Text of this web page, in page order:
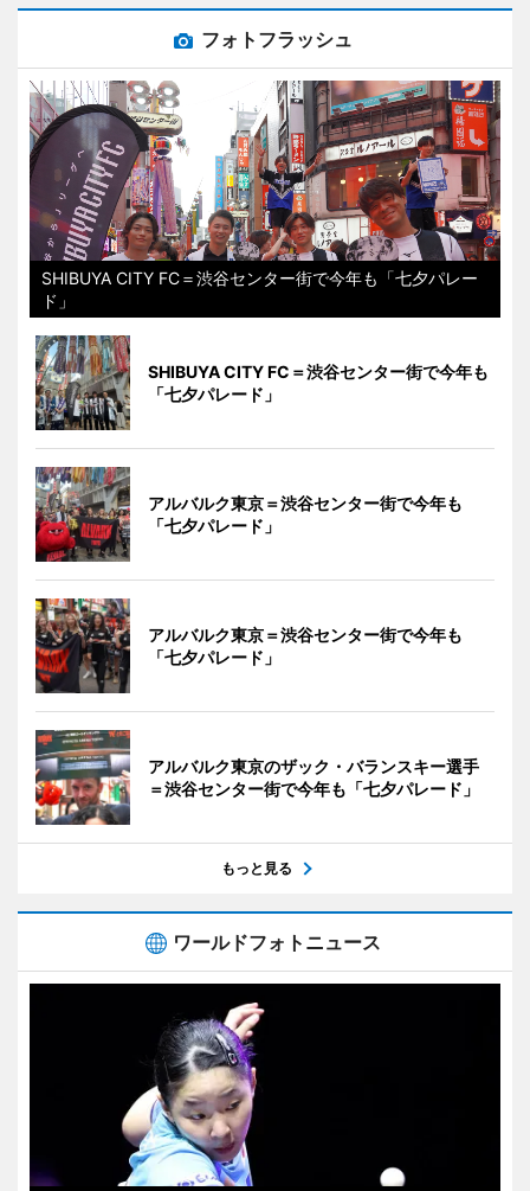
フォトフラッシュ
SHIBUYA CITY FC＝渋谷センター街で今年も「七夕パレー
ド」
SHIBUYA CITY FC＝渋谷センター街で今年も
「七夕パレード」
アルバルク東京＝渋谷センター街で今年も
「七夕パレード」
アルバルク東京＝渋谷センター街で今年も
「七夕パレード」
アルバルク東京のザック・バランスキー選手
＝渋谷センター街で今年も「七夕パレード」
もっと見る
ワールドフォトニュース